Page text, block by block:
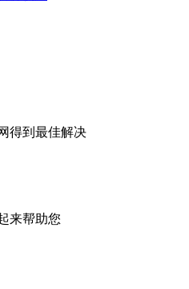
得到最佳解决
来帮助您